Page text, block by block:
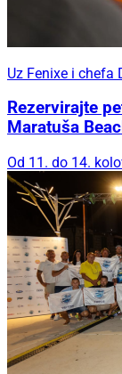
Uz Fenixe i chefa
Rezervirajte
Maratuša
Od 11. do 14.